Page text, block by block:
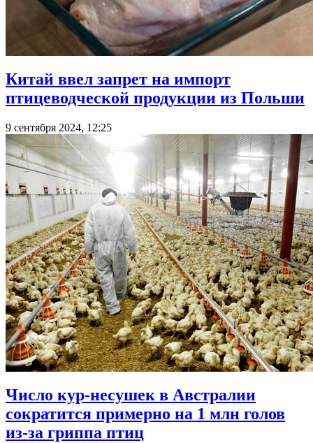
Китай ввел запрет на импорт
птицеводческой продукции из Польши
9 сентября 2024, 12:25
Число кур-несушек в Австралии
сократится примерно на 1 млн голов
из-за гриппа птиц